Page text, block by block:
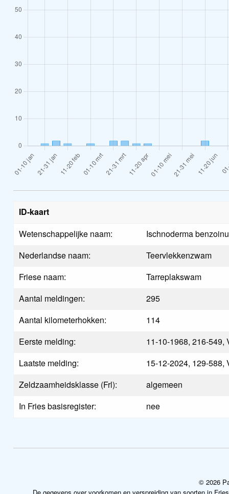
ID-kaart
Wetenschappelijke naam:
Ischnoderma
Nederlandse naam:
Teervlekkenzwam
Friese naam:
Tarreplakswam
Aantal meldingen:
295
Aantal kilometerhokken:
114
Eerste melding:
11-10-1968, 216-549,
Laatste melding:
15-12-2024, 129-
Zeldzaamheidsklasse (Frl):
algemeen
In Fries basisregister:
nee
© 2026